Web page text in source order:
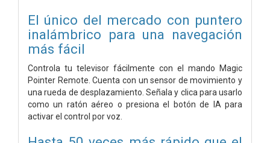
El único del mercado con puntero
inalámbrico para una navegación
más fácil
Controla tu televisor fácilmente con el mando Magic
Pointer Remote. Cuenta con un sensor de movimiento y
una rueda de desplazamiento. Señala y clica para usarlo
como un ratón aéreo o presiona el botón de IA para
activar el control por voz.